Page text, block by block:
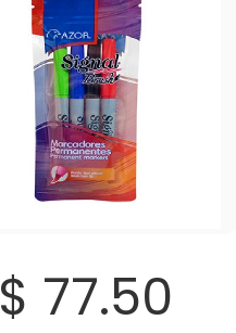
$ 77.50